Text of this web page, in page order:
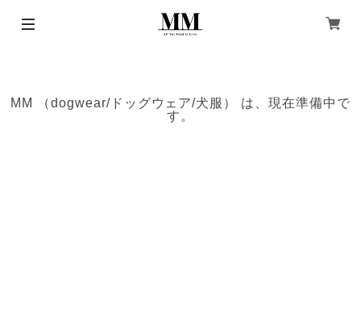
MM （dogwear/ドッグウェア/犬服） は、現在準備中で
す。